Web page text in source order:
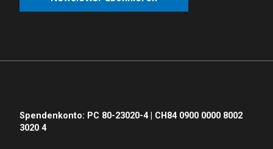
Spendenkonto: PC 80-23020-4 | CH84 0900 0000 8002
3020 4